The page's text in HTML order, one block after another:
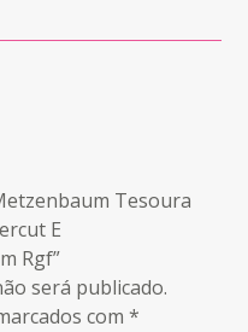
Tesoura
E
Rgf”
será publicado.
com*